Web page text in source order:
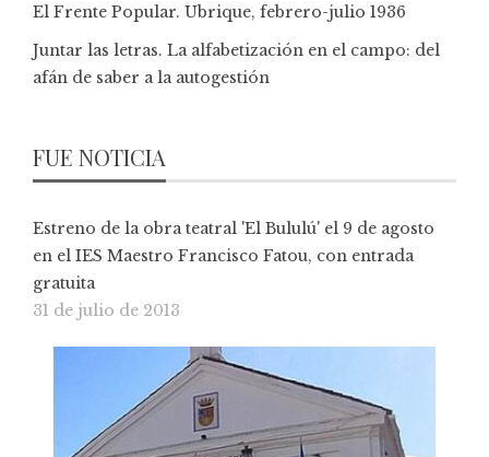
El Frente Popular. Ubrique, febrero-julio 1936
Juntar las letras. La alfabetización en el campo: del
afán de saber a la autogestión
FUE NOTICIA
Estreno de la obra teatral 'El Bululú' el 9 de agosto
en el IES Maestro Francisco Fatou, con entrada
gratuita
31 de julio de 2013